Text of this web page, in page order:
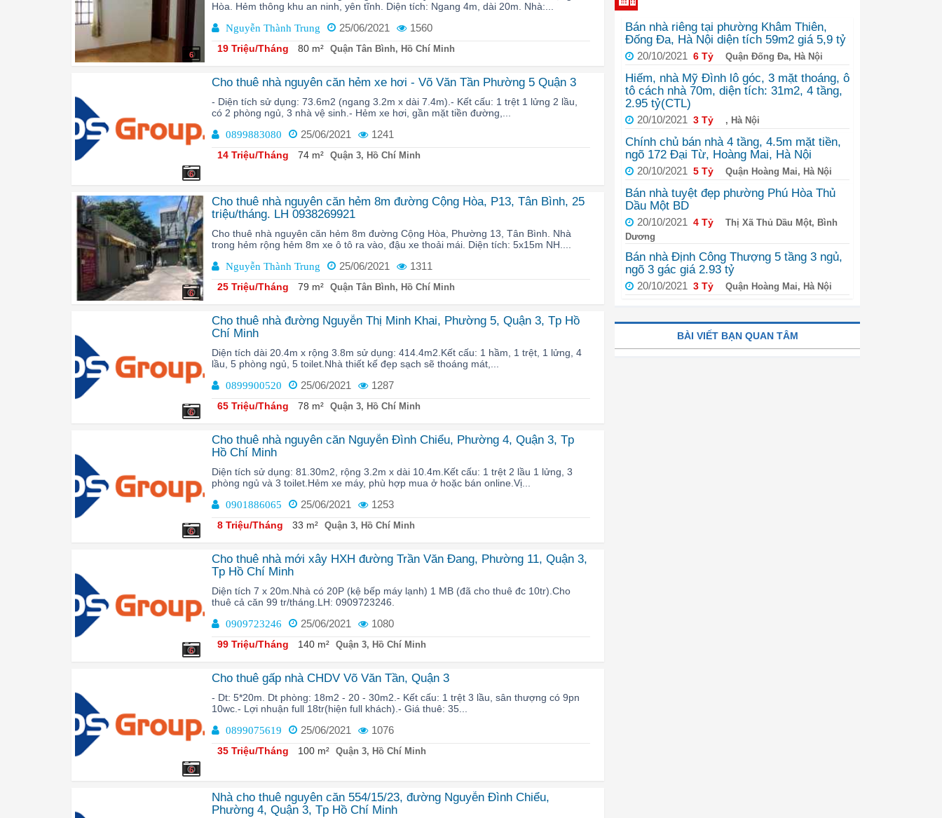
6
Hòa. Hẻm thông khu an ninh, yên tĩnh. Diện tích: Ngang 4m, dài 20m. Nhà:...
Nguyễn Thành Trung 25/06/2021 1560
19 Triệu/Tháng 80 m² Quận Tân Bình, Hồ Chí Minh
6
Cho thuê nhà nguyên căn hẻm xe hơi - Võ Văn Tần Phường 5 Quận 3
- Diện tích sử dụng: 73.6m2 (ngang 3.2m x dài 7.4m).- Kết cấu: 1 trệt 1 lửng 2 lầu,
có 2 phòng ngủ, 3 nhà vệ sinh.- Hẻm xe hơi, gần mặt tiền đường,...
0899883080 25/06/2021 1241
14 Triệu/Tháng 74 m² Quận 3, Hồ Chí Minh
6
Cho thuê nhà nguyên căn hẻm 8m đường Cộng Hòa, P13, Tân Bình, 25
triệu/tháng. LH 0938269921
Cho thuê nhà nguyên căn hẻm 8m đường Cộng Hòa, Phường 13, Tân Bình. Nhà
trong hẻm rộng hẻm 8m xe ô tô ra vào, đậu xe thoải mái. Diện tích: 5x15m NH....
Nguyễn Thành Trung 25/06/2021 1311
25 Triệu/Tháng 79 m² Quận Tân Bình, Hồ Chí Minh
6
Cho thuê nhà đường Nguyễn Thị Minh Khai, Phường 5, Quận 3, Tp Hồ
Chí Minh
Diện tích dài 20.4m x rộng 3.8m sử dụng: 414.4m2.Kết cấu: 1 hầm, 1 trệt, 1 lửng, 4
lầu, 5 phòng ngủ, 5 toilet.Nhà thiết kế đẹp sạch sẽ thoáng mát,...
0899900520 25/06/2021 1287
65 Triệu/Tháng 78 m² Quận 3, Hồ Chí Minh
6
Cho thuê nhà nguyên căn Nguyễn Đình Chiểu, Phường 4, Quận 3, Tp
Hồ Chí Minh
Diện tích sử dụng: 81.30m2, rộng 3.2m x dài 10.4m.Kết cấu: 1 trệt 2 lầu 1 lửng, 3
phòng ngủ và 3 toilet.Hẻm xe máy, phù hợp mua ở hoặc bán online.Vị...
0901886065 25/06/2021 1253
8 Triệu/Tháng 33 m² Quận 3, Hồ Chí Minh
6
Cho thuê nhà mới xây HXH đường Trần Văn Đang, Phường 11, Quận 3,
Tp Hồ Chí Minh
Diện tích 7 x 20m.Nhà có 20P (kệ bếp máy lạnh) 1 MB (đã cho thuê đc 10tr).Cho
thuê cả căn 99 tr/tháng.LH: 0909723246.
0909723246 25/06/2021 1080
99 Triệu/Tháng 140 m² Quận 3, Hồ Chí Minh
6
Cho thuê gấp nhà CHDV Võ Văn Tần, Quận 3
- Dt: 5*20m. Dt phòng: 18m2 - 20 - 30m2.- Kết cấu: 1 trệt 3 lầu, sân thượng có 9pn
10wc.- Lợi nhuận full 18tr(hiện full khách).- Giá thuê: 35...
0899075619 25/06/2021 1076
35 Triệu/Tháng 100 m² Quận 3, Hồ Chí Minh
Nhà cho thuê nguyên căn 554/15/23, đường Nguyễn Đình Chiểu,
Phường 4, Quận 3, Tp Hồ Chí Minh
Bán nhà riêng tại phường Khâm Thiên,
Đống Đa, Hà Nội diện tích 59m2 giá 5,9 tỷ
20/10/2021 6 Tỷ Quận Đống Đa, Hà Nội
Hiếm, nhà Mỹ Đình lô góc, 3 mặt thoáng, ô
tô cách nhà 70m, diện tích: 31m2, 4 tầng,
2.95 tỷ(CTL)
20/10/2021 3 Tỷ , Hà Nội
Chính chủ bán nhà 4 tầng, 4.5m mặt tiền,
ngõ 172 Đại Từ, Hoàng Mai, Hà Nội
20/10/2021 5 Tỷ Quận Hoàng Mai, Hà Nội
Bán nhà tuyệt đẹp phường Phú Hòa Thủ
Dầu Một BD
20/10/2021 4 Tỷ
Thị Xã Thủ Dầu Một, Bình
Dương
Bán nhà Định Công Thượng 5 tầng 3 ngủ,
ngõ 3 gác giá 2.93 tỷ
20/10/2021 3 Tỷ Quận Hoàng Mai, Hà Nội
BÀI VIẾT BẠN QUAN TÂM